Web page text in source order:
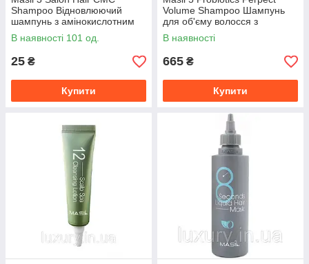
Shampoo Відновлюючий
шампунь з амінокислотним
комплексом 8
В наявності 101 од.
25 ₴
Купити
Volume Shampoo Шампунь
для об'єму волосся з
пробіотиками
В наявності
665 ₴
Купити